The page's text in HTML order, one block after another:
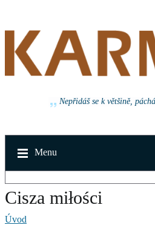
Nepřidáš se k většině,
Menu
Cisza miłości
Úvod